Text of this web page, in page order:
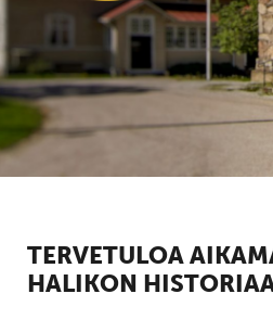
TERVETULOA
HALIKON